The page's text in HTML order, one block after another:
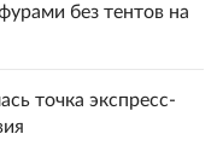
без тентов на
точка экспресс-